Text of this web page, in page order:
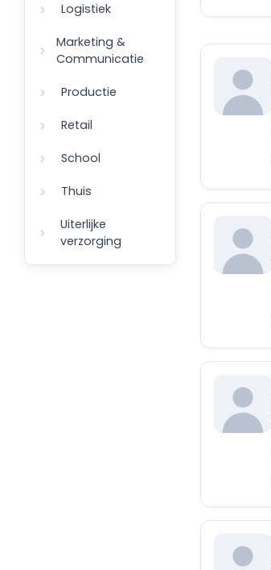
Logistiek
Marketing &
Communicatie
Productie
Retail
School
Thuis
Uiterlijke
verzorging